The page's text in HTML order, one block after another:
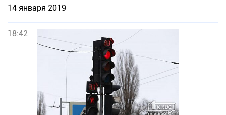
14 января 2019
18:42